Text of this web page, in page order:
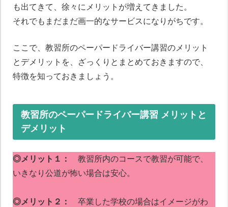
も出てきて、徐々にメリットが増えてきました。
それでもまだまだ画一的なサービスになりがちです。
ここで、教習所のペーパードライバー講習のメリット
とデメリットを、ざっくりとまとめておきますので、
特徴を知っておきましょう。
教習所のペーパードライバー講習 メリットと
デメリット
◎メリット１：
教習所内のコースで教習が可能で、
いきなり公道が怖い場合は安心。
◎メリット２：
卒業した学校の場合はイメージがわ